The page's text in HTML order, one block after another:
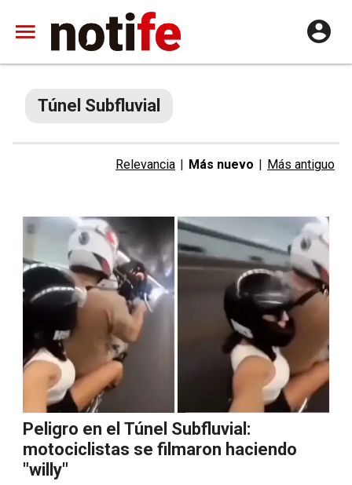
Túnel Subfluvial
Relevancia | Más nuevo | Más antiguo
Peligro en el Túnel Subfluvial:
motociclistas se filmaron haciendo
"willy"